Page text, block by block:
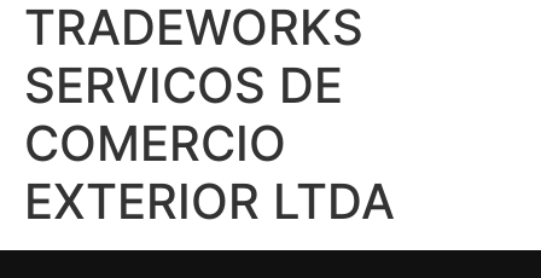
TRADEWORKS
SERVICOS DE
COMERCIO
EXTERIOR LTDA